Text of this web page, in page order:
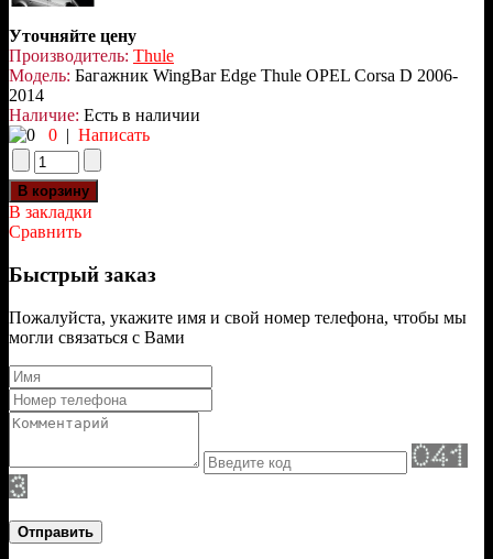
Уточняйте цену
Производитель: Thule
Модель: Багажник WingBar Edge Thule OPEL Corsa D 2006-
2014
Наличие: Есть в наличии
0 | Написать
В закладки
Сравнить
Быстрый заказ
Пожалуйста, укажите имя и свой номер телефона, чтобы мы
могли связаться с Вами
Отправить